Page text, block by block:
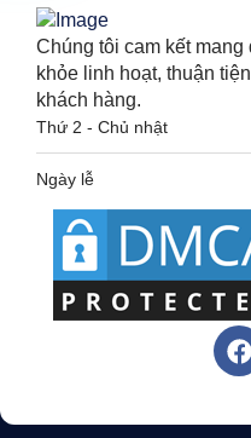
Chúng tôi cam kết
khỏe linh hoạt, thuận
khách hàng.
Thứ 2 - Chủ nhật
Ngày lễ